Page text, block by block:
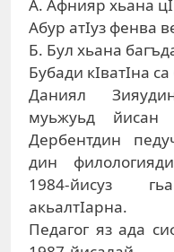
А. Афнияр хьана
Абур атIуз фенва
Б. Бул хьана
Бубади кIватIна
Даниял
муьжуьд йисан
Дербентдин
дин
1984-йисуз
акьалтIарна.
Педагог яз ада